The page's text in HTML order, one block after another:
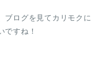
ブログを見てカリモクに
ですね！